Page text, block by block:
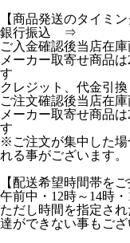
【商品発送のタイミン
銀行振込 ⇒
ご入金確認後当店在
メーカー取寄せ商品
す
クレジット、代金引
ご注文確認後当店在
メーカー取寄せ商品
す
※ご注文が集中した場
れる事がございます。
【配送希望時間帯を
午前中・12時～14時
ただし時間を指定さ
達ができない事もござ